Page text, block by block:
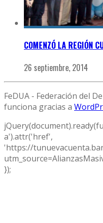
COMENZÓ LA REGIÓN
26 septiembre, 2014
FeDUA - Federación del
funciona gracias a
a').attr('href',
'https://
});